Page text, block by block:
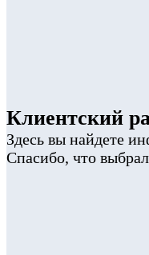
Клиентский
Здесь вы найдете
Спасибо, что